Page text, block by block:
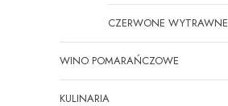
CZERWONE WYTRAWNE
WINO POMARAŃCZOWE
KULINARIA